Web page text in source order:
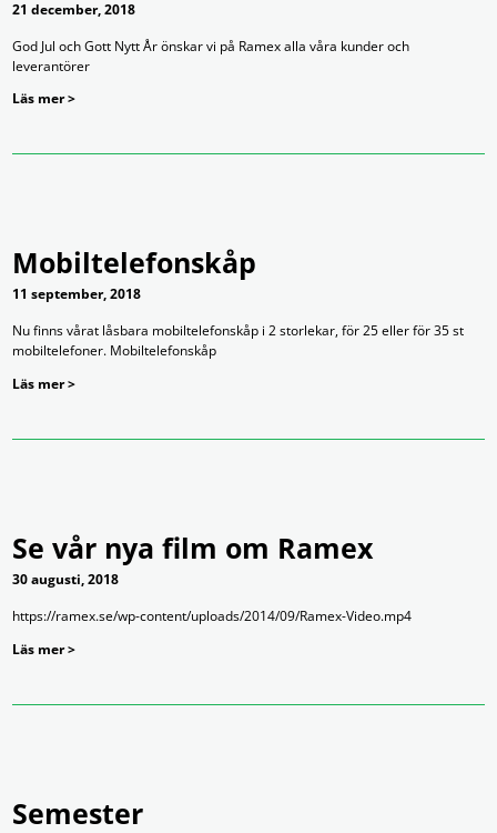
21 december, 2018
God Jul och Gott Nytt År önskar vi på Ramex alla våra kunder och
leverantörer
Läs mer >
Mobiltelefonskåp
11 september, 2018
Nu finns vårat låsbara mobiltelefonskåp i 2 storlekar, för 25 eller för 35 st
mobiltelefoner. Mobiltelefonskåp
Läs mer >
Se vår nya film om Ramex
30 augusti, 2018
https://ramex.se/wp-content/uploads/2014/09/Ramex-Video.mp4
Läs mer >
Semester